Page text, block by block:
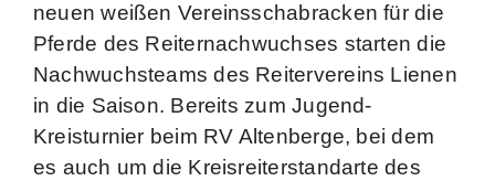
neuen weißen Vereinsschabracken für die
Pferde des Reiternachwuchses starten die
Nachwuchsteams des Reitervereins Lienen
in die Saison. Bereits zum Jugend-
Kreisturnier beim RV Altenberge, bei dem
es auch um die Kreisreiterstandarte des